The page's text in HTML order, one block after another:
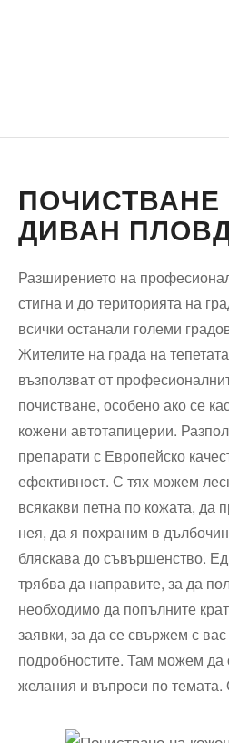
ДИВАН
Разширението на
стигна и до територията на
всички останали големи
Жителите на града на
възползват от
почистване, особено ако се
кожени автотапицерии.
препарати с Европейско
ефективност. С тях можем
всякакви петна по кожата, да
нея, да я похраним в
бляскава до съвършенство.
трябва да направите, за да
необходимо да попълните
заявки, за да се свържем с
подробностите. Там можем
желания и въпроси по